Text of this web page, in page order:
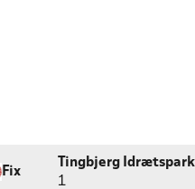
Fix
Tingbjerg Idrætspark
1